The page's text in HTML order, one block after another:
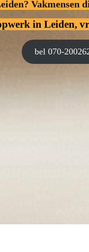
Vakmensen
in Leiden,
bel 070-